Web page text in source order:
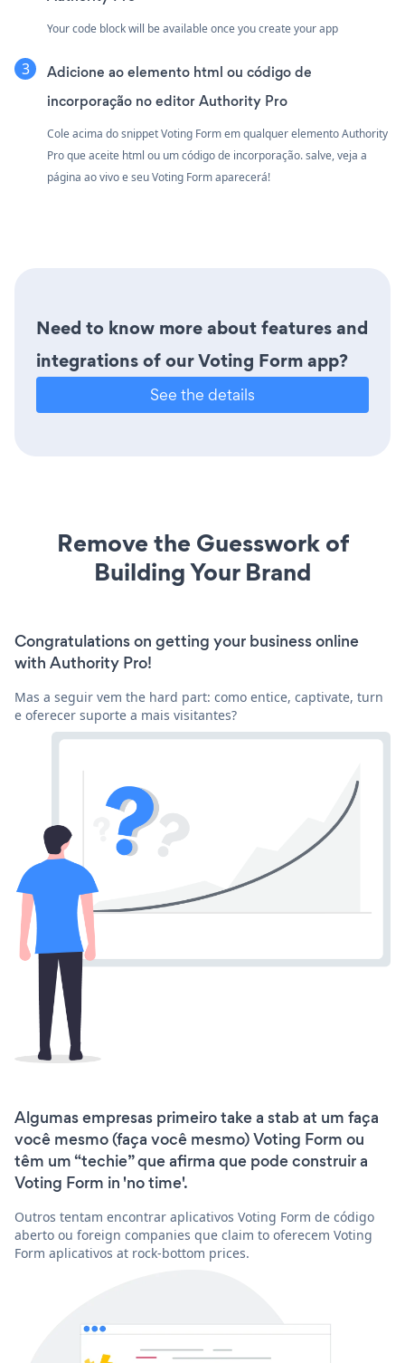
Your code block will be available once you create your app
Adicione ao elemento html ou código de
incorporação no editor Authority Pro
Cole acima do snippet Voting Form em qualquer elemento Authority
Pro que aceite html ou um código de incorporação. salve, veja a
página ao vivo e seu Voting Form aparecerá!
Need to know more about features and
integrations of our Voting Form app?
See the details
Remove the Guesswork of
Building Your Brand
Congratulations on getting your business online
with Authority Pro!
Mas a seguir vem the hard part: como entice, captivate, turn
e oferecer suporte a mais visitantes?
Algumas empresas primeiro take a stab at um faça
você mesmo (faça você mesmo) Voting Form ou
têm um “techie” que afirma que pode construir a
Voting Form in 'no time'.
Outros tentam encontrar aplicativos Voting Form de código
aberto ou foreign companies que claim to oferecem Voting
Form aplicativos at rock-bottom prices.